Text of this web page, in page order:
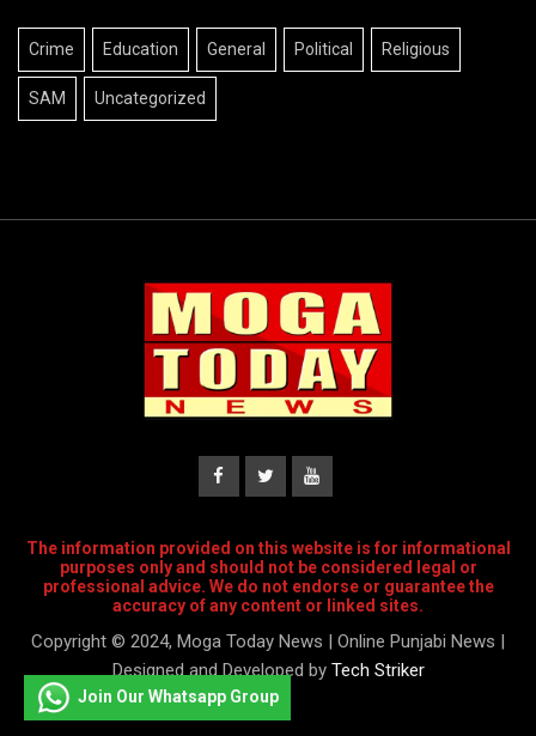
Crime Education General Political Religious
SAM Uncategorized
The information provided on this website is for informational
purposes only and should not be considered legal or
professional advice. We do not endorse or guarantee the
accuracy of any content or linked sites.
Copyright © 2024, Moga Today News | Online Punjabi News |
Designed and Developed by Tech Striker
Join Our Whatsapp Group